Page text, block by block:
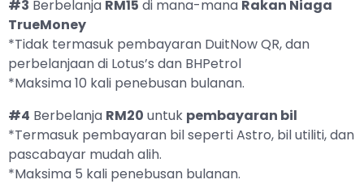
#3 Berbelanja RM15 di mana-mana Rakan Niaga
TrueMoney
*Tidak termasuk pembayaran DuitNow QR, dan
perbelanjaan di Lotus’s dan BHPetrol
*Maksima 10 kali penebusan bulanan.
#4 Berbelanja RM20 untuk pembayaran bil
*Termasuk pembayaran bil seperti Astro, bil utiliti, dan
pascabayar mudah alih.
*Maksima 5 kali penebusan bulanan.